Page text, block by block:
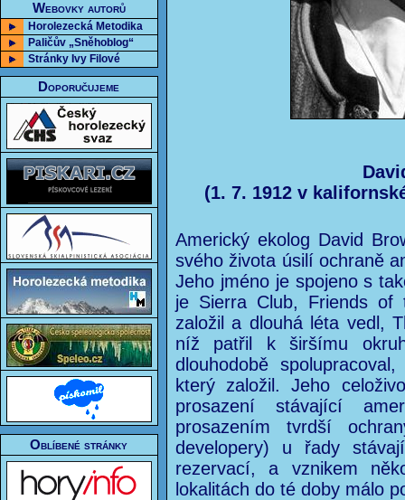
Webovky autorů
Horolezecká Metodika
Paličův „Sněhoblog“
Stránky Ivy Filové
Doporučujeme
Oblíbené stránky
(1. 7. 1912 v
Americký ekolog David
svého života úsilí ochraně
Jeho jméno je spojeno s
je Sierra Club, Friends of
založil a dlouhá léta vedl,
níž patřil k širšímu
dlouhodobě
který založil. Jeho
prosazení stávající
prosazením tvrdší
developery) u řady
rezervací, a vznikem
lokalitách do té doby málo